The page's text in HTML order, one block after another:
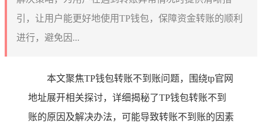
引，让用户能更好地使用TP钱包，保障资金转账的顺利
进行，避免因...
本文聚焦TP钱包转账不到账问题，围绕tp官网
地址展开相关探讨，详细揭秘了TP钱包转账不到
账的原因及解决办法，可能导致转账不到账的因素